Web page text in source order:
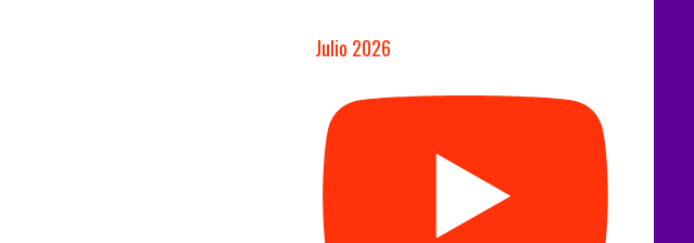
Julio 2026